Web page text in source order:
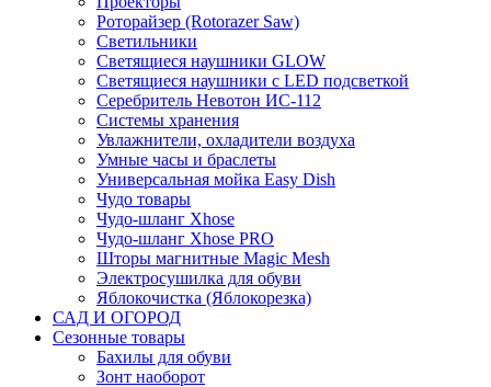
Роторайзер (Rotorazer Saw)
Светильники
Светящиеся наушники GLOW
Светящиеся наушники с LED подсветкой
Серебритель Невотон ИС-112
Системы хранения
Увлажнители, охладители воздуха
Умные часы и браслеты
Универсальная мойка Easy Dish
Чудо товары
Чудо-шланг Xhose
Чудо-шланг Xhose PRO
Шторы магнитные Magic Mesh
Электросушилка для обуви
Яблокочистка (Яблокорезка)
САД И ОГОРОД
Сезонные товары
Бахилы для обуви
Зонт наоборот